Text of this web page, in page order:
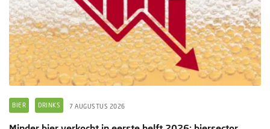
BIER DRINKS 7 AUGUSTUS 2026